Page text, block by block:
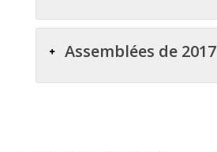
Assemblées de 2017